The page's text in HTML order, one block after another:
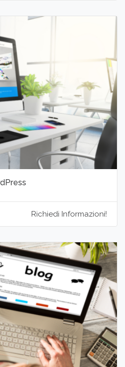
Richiedi Informazioni!